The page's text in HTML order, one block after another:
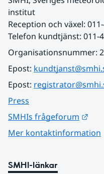
institut
Reception och växel:
Telefon kundtjänst: 011-
Organisationsnummer:
Epost:
Epost:
Press
SMHIs frågeforum
Mer kontaktinformation
SMHI-länkar